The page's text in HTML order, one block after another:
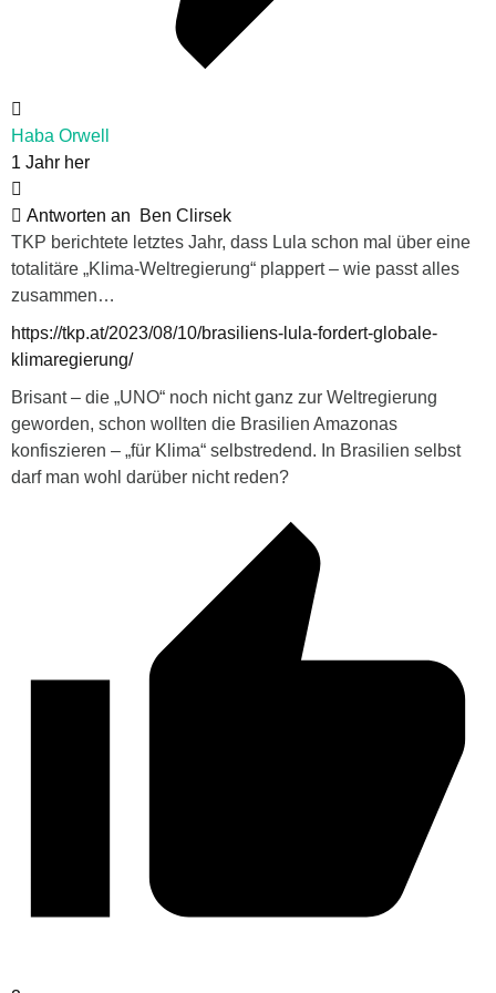
Haba Orwell
1 Jahr her
Antworten an
Ben Clirsek
TKP berichtete letztes Jahr, dass Lula schon mal über eine
totalitäre „Klima-Weltregierung“ plappert – wie passt alles
zusammen…
https://tkp.at/2023/08/10/brasiliens-lula-fordert-globale-
klimaregierung/
Brisant – die „UNO“ noch nicht ganz zur Weltregierung
geworden, schon wollten die Brasilien Amazonas
konfiszieren – „für Klima“ selbstredend. In Brasilien selbst
darf man wohl darüber nicht reden?